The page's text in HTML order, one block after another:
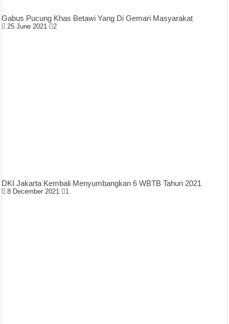
Gabus Pucung Khas Betawi Yang Di Gemari Masyarakat
25 June 2021 2
DKI Jakarta Kembali Menyumbangkan 6 WBTB Tahun 2021
8 December 2021 1